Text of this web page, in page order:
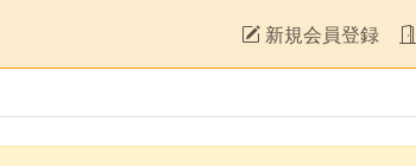
新規会員登録